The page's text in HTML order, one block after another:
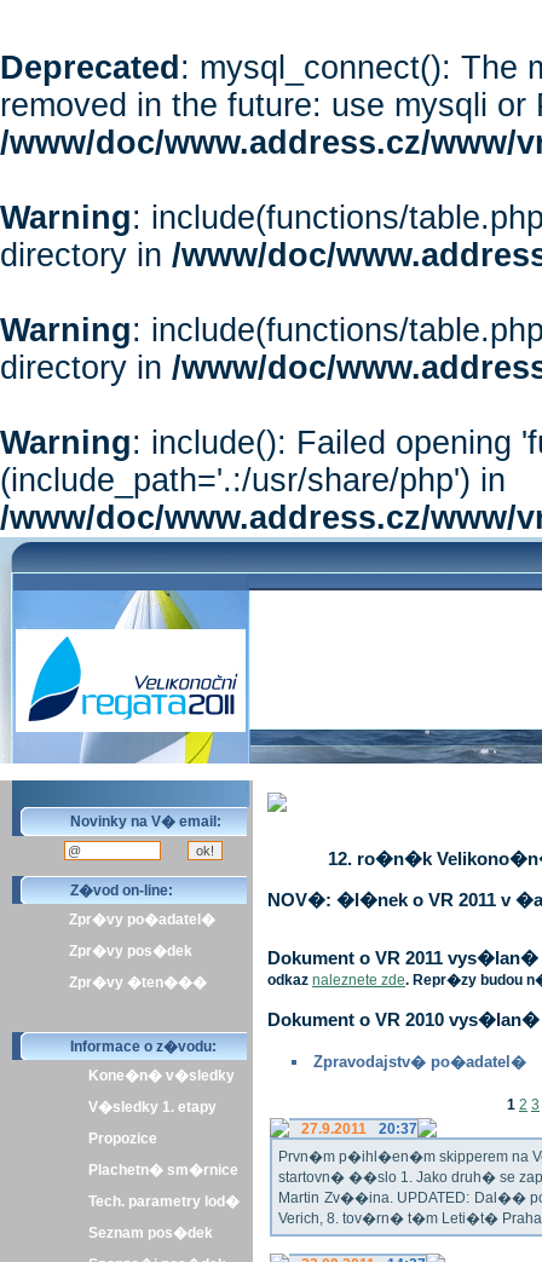
Deprecated : mysql_connect(): The
removed in the future: use mysqli or
/www/doc/www.address.cz/www/
Warning: include(functions/
directory in /www/doc/
Warning: include(functions/
directory in /www/doc/
Warning: include(): Failed opening
(include_path='.:/usr/share/php') in
/www/doc/www.address.cz/www/
Novinky na V� email:
Z�vod on-line:
Zpr�vy po�adatel�
Zpr�vy pos�dek
Zpr�vy �ten���
Informace o z�vodu:
Kone�n� v�sledky
V�sledky 1. etapy
Propozice
Plachetn� sm�rnice
Tech. parametry lod�
Seznam pos�dek
12. ro�n�k
NOV�: �l�nek o VR 2011 v
Dokument o VR 2011
odkaz naleznete zde. Repr�zy budou
Dokument o VR 2010
Zpravodajstv� po�adatel�
1 2 3
27.9.2011
20:37
Prvn�m p�ihl�en�m skipperem na
startovn� ��slo 1. Jako druh� se
Martin Zv��ina. UPDATED: Dal��
Verich, 8. tov�rn� t�m Leti�t� Praha